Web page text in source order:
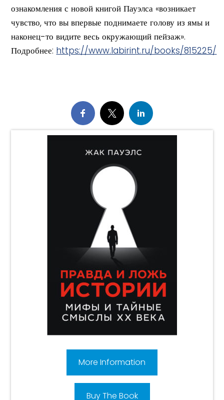
ознакомления с новой книгой Пауэлса «возникает
чувство, что вы впервые поднимаете голову из ямы и
наконец-то видите весь окружающий пейзаж».
Подробнее: https://www.labirint.ru/books/815225/
More Information
Buy The Book